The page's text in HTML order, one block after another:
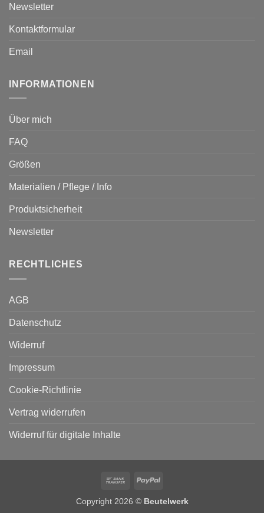
Newsletter
Kontaktformular
Email
INFORMATIONEN
Über mich
FAQ
Größen
Materialien / Pflege / Info
Produktsicherheit
Newsletter
RECHTLICHES
AGB
Datenschutz
Widerruf
Impressum
Cookie-Richtlinie
Vertrag widerrufen
Widerruf für digitale Inhalte
Bank
PayPal
Copyright 2026 © Beutelwerk